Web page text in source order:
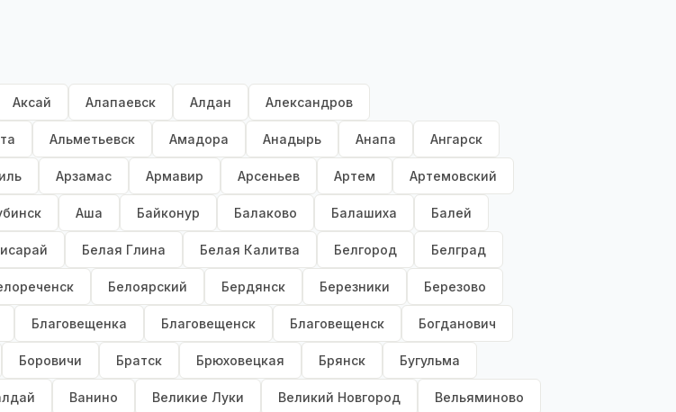
Аксай Алапаевск Алдан Александров
Альметьевск Амадора Анадырь Анапа Ангарск
Арзамас Армавир Арсеньев Артем Артемовский
Аша Байконур Балаково Балашиха Балей
Белая Глина Белая Калитва Белгород Белград
Белоярский Бердянск Березники Березово
Благовещенка Благовещенск Благовещенск Богданович
Боровичи Братск Брюховецкая Брянск Бугульма
Ванино Великие Луки Великий Новгород Вельяминово